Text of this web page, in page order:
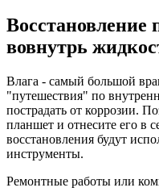
Восстановление
вовнутрь
Влага - самый большой
"путешествия" по
пострадать от коррозии.
планшет и отнесите его в
восстановления будут
инструменты.
Ремонтные работы или